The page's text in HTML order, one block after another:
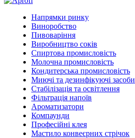
Напрямки ринку
Виноробство
Пивоваріння
Виробництво соків
Спиртова промисловість
Молочна промисловість
Кондитерська промисловість
Миючі та дезинфікуючі засоби
Стабілізація та освітлення
Фільтрація напоїв
Ароматизатори
Компаунди
Професійні клея
Мастило конвеєрних стрічок